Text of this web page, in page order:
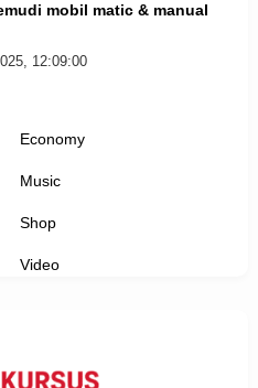
mobil matic & manual
12:09:00
Economy
Music
Shop
Video